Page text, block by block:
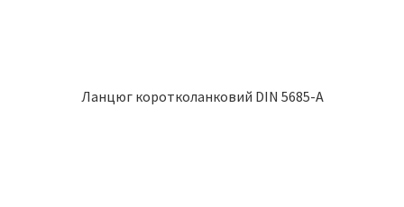
Ланцюг коротколанковий DIN 5685-A